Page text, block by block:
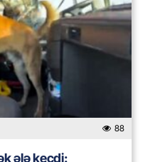
88
ələ keçdi: